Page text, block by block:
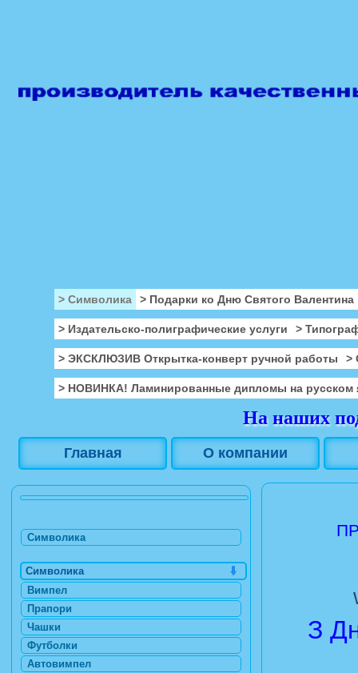
> Символика > Подарки ко Дню Святого Валентина
> Издательско-полиграфические услуги >
> ЭКСКЛЮЗИВ Открытка-конверт ручной работы >
> НОВИНКА! Ламинированные дипломы на русском
На наших
Главная О компании
З
Символика
Символика
Вимпел
Прапори
Чашки
Футболки
Автовимпел